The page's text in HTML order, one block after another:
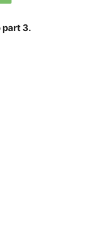
part 3.